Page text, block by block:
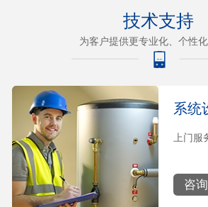
技术支持
为客户提供更专业化、个性
系统
上门服
咨